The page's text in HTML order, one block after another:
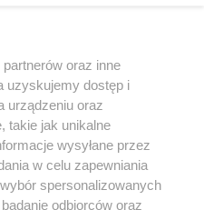
nie może być powielany i
w jakikolwiek sposób (w
na jakimkolwiek polu
z umieszczaniem w
praw. Jakiekolwiek użycie lub
w części z naruszeniem prawa,
pod groźbą kary i może być
oraz inne
uzyskujemy dostęp i
urządzeniu oraz
takie jak unikalne
wysyłane przez
w celu zapewniania
spersonalizowanych
odbiorców oraz